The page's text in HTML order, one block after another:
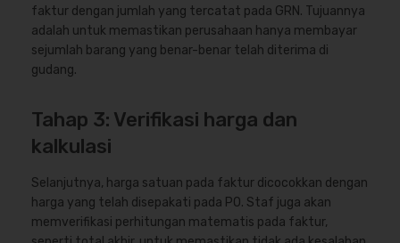
faktur dengan jumlah yang tercatat pada GRN. Tujuannya
adalah untuk memastikan perusahaan hanya membayar
sejumlah barang yang benar-benar telah diterima di
gudang.
Tahap 3: Verifikasi harga dan
kalkulasi
Selanjutnya, harga satuan pada faktur dicocokkan dengan
harga yang telah disepakati pada PO. Staf juga akan
memverifikasi perhitungan matematis pada faktur,